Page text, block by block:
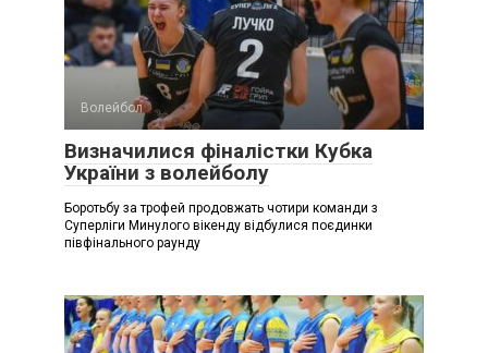
Волейбол
Визначилися фіналістки Кубка
України з волейболу
Боротьбу за трофей продовжать чотири команди з
Суперліги Минулого вікенду відбулися поєдинки
півфінального раунду